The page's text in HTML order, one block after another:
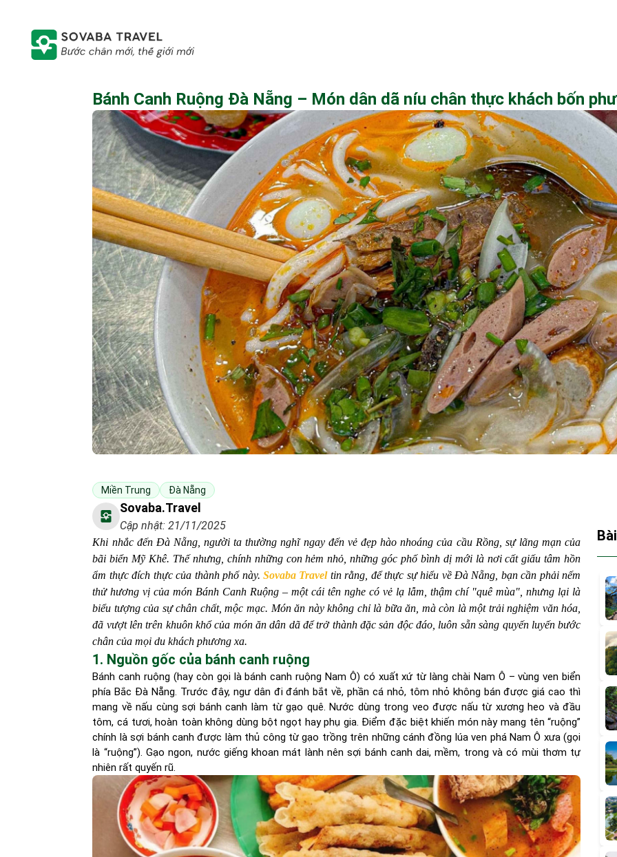
Bánh Canh Ruộng Đà Nẵng – Món dân dã níu chân thực khách bốn
Miền Trung Đà Nẵng
Sovaba.travel
Cập nhật: 21/11/2025
Khi nhắc đến Đà Nẵng, người ta thường nghĩ ngay đến vẻ đẹp hào nhoáng của cầu Rồng, sự lãng mạn của
bãi biển Mỹ Khê. Thế nhưng, chính những con hẻm nhỏ, những góc phố bình dị mới là nơi cất giấu tâm hồn
ẩm thực đích thực của thành phố này. Sovaba Travel tin rằng, để thực sự hiểu về Đà Nẵng, bạn cần phải nếm
thử hương vị của món Bánh Canh Ruộng – một cái tên nghe có vẻ lạ lẫm, thậm chí "quê mùa", nhưng lại là
biểu tượng của sự chân chất, mộc mạc. Món ăn này không chỉ là bữa ăn, mà còn là một trải nghiệm văn hóa,
đã vượt lên trên khuôn khổ của món ăn dân dã để trở thành đặc sản độc đáo, luôn sẵn sàng quyến luyến bước
chân của mọi du khách phương xa.
1. Nguồn gốc của bánh canh ruộng
Bánh canh ruộng (hay còn gọi là bánh canh ruộng Nam Ô) có xuất xứ từ làng chài Nam Ô – vùng ven biển
phía Bắc Đà Nẵng. Trước đây, ngư dân đi đánh bắt về, phần cá nhỏ, tôm nhỏ không bán được giá cao thì
mang về nấu cùng sợi bánh canh làm từ gạo quê. Nước dùng trong veo được nấu từ xương heo và đầu
tôm, cá tươi, hoàn toàn không dùng bột ngọt hay phụ gia. Điểm đặc biệt khiến món này mang tên “ruộng”
chính là sợi bánh canh được làm thủ công từ gạo trồng trên những cánh đồng lúa ven phá Nam Ô xưa (gọi
là “ruộng”). Gạo ngon, nước giếng khoan mát lành nên sợi bánh canh dai, mềm, trong và có mùi thơm tự
nhiên rất quyến rũ.